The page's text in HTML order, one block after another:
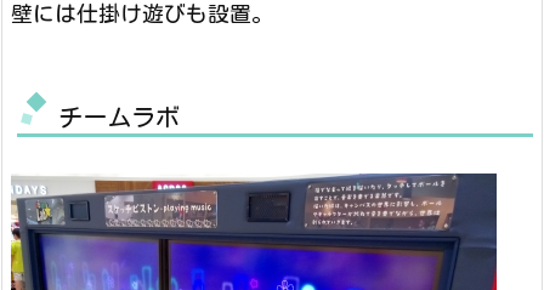
壁には仕掛け遊びも設置。
チームラボ